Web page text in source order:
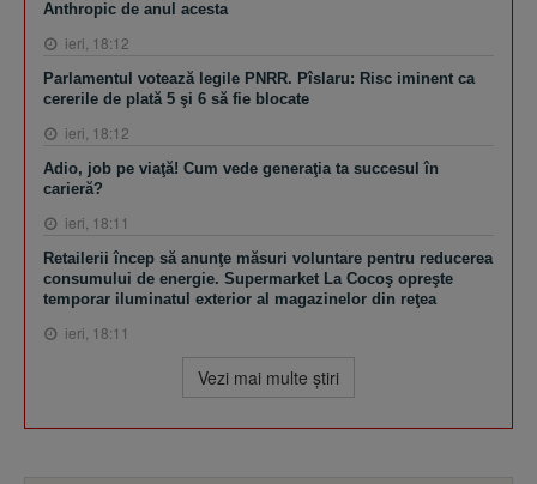
Anthropic de anul acesta
ieri, 18:12
Parlamentul votează legile PNRR. Pîslaru: Risc iminent ca
cererile de plată 5 şi 6 să fie blocate
ieri, 18:12
Adio, job pe viaţă! Cum vede generaţia ta succesul în
carieră?
ieri, 18:11
Retailerii încep să anunţe măsuri voluntare pentru reducerea
consumului de energie. Supermarket La Cocoş opreşte
temporar iluminatul exterior al magazinelor din reţea
ieri, 18:11
Vezi mai multe ştiri